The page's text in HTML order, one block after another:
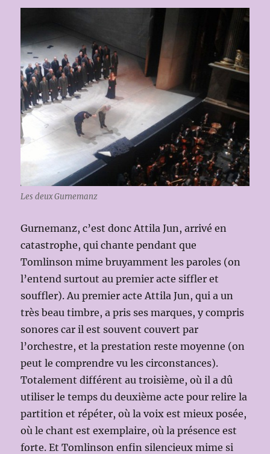
Les deux Gurnemanz
Gurnemanz, c’est donc Attila Jun, arrivé en
catastrophe, qui chante pendant que
Tomlinson mime bruyamment les paroles (on
l’entend surtout au premier acte siffler et
souffler). Au premier acte Attila Jun, qui a un
très beau timbre, a pris ses marques, y compris
sonores car il est souvent couvert par
l’orchestre, et la prestation reste moyenne (on
peut le comprendre vu les circonstances).
Totalement différent au troisième, où il a dû
utiliser le temps du deuxième acte pour relire la
partition et répéter, où la voix est mieux posée,
où le chant est exemplaire, où la présence est
forte. Et Tomlinson enfin silencieux mime si